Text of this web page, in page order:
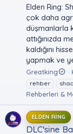
Elden Ring:
çok daha
düşmanlarla
attığınızda
kaldığını
yapmak ve
Greatking
rehber
Rehberleri &
ELDEN RING
DLC'sine